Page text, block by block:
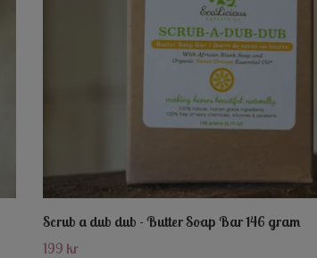
Scrub a dub dub - Butter Soap Bar 146 gram
199 kr